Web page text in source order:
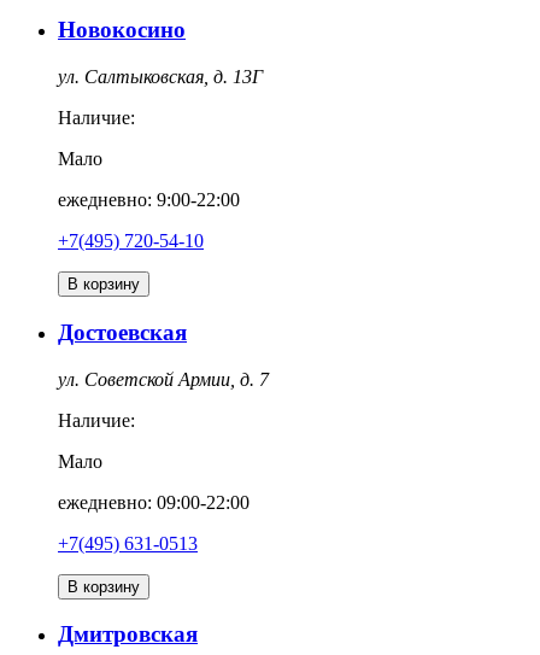
Новокосино
ул. Салтыковская, д. 13Г
Наличие:
Мало
ежедневно: 9:00-22:00
+7(495) 720-54-10
В корзину
Достоевская
ул. Советской Армии, д. 7
Наличие:
Мало
ежедневно: 09:00-22:00
+7(495) 631-0513
В корзину
Дмитровская